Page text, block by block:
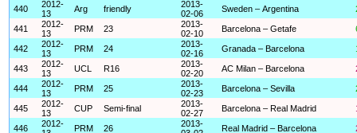
440
2012-
13
Arg friendly
2013-
02-06
Sweden – Argentina
441
2012-
13
PRM 23
2013-
02-10
Barcelona – Getafe
442
2012-
13
PRM 24
2013-
02-16
Granada – Barcelona
443
2012-
13
UCL R16
2013-
02-20
AC Milan – Barcelona
444
2012-
13
PRM 25
2013-
02-23
Barcelona – Sevilla
445
2012-
13
CUP Semi-final
2013-
02-27
Barcelona – Real Madrid
446
2012-
PRM 26
2013-
Real Madrid – Barcelona